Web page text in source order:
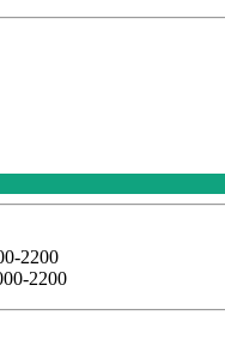
2200
2200